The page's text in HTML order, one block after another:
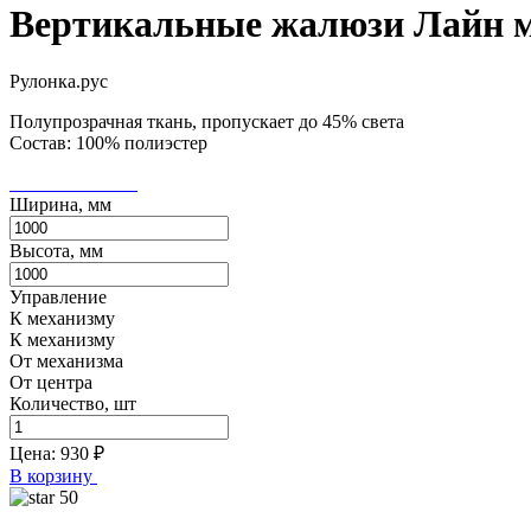
Вертикальные жалюзи Лайн
Рулонка.рус
Полупрозрачная ткань, пропускает до 45% света
Состав: 100% полиэстер
Ширина, мм
Высота, мм
Управление
К механизму
К механизму
От механизма
От центра
Количество, шт
Цена: 930 ₽
В корзину
50